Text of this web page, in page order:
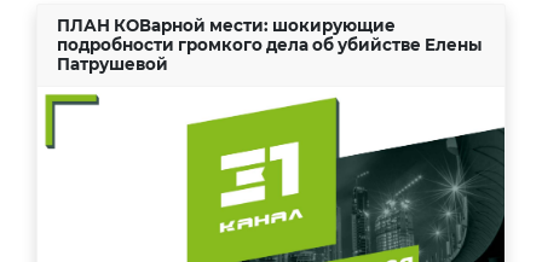
ПЛАН КОВарной мести: шокирующие
подробности громкого дела об убийстве Елены
Патрушевой